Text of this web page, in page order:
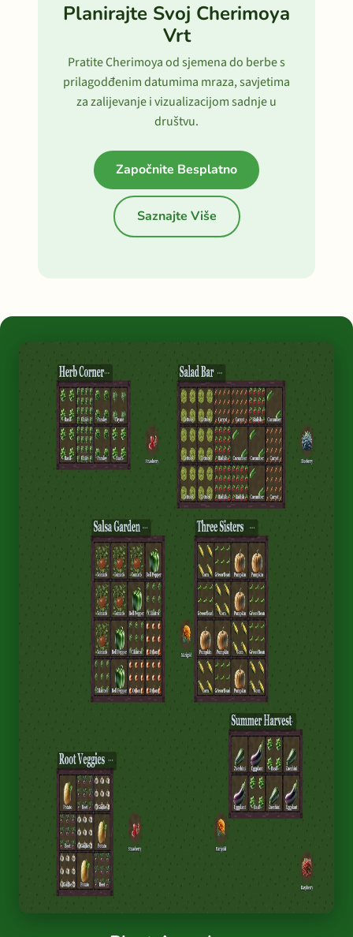
Planirajte Svoj Cherimoya
Vrt
Pratite Cherimoya od sjemena do berbe s
prilagodđenim datumima mraza, savjetima
za zalijevanje i vizualizacijom sadnje u
društvu.
Započnite Besplatno
Saznajte Više